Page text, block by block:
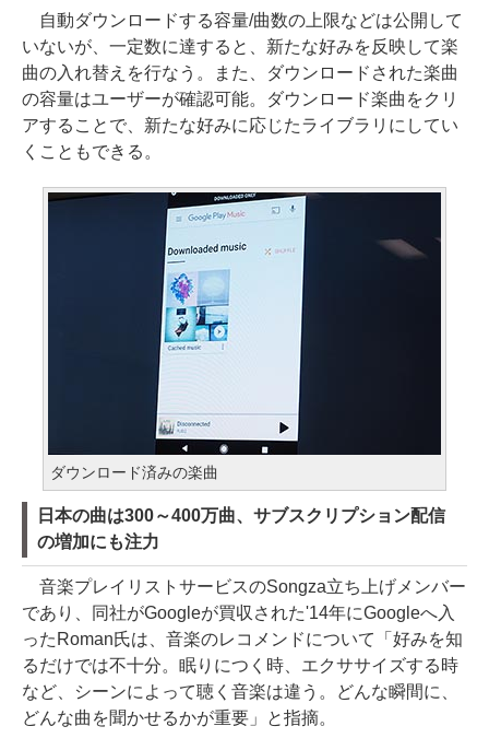
自動ダウンロードする容量/曲数の上限などは公開して
いないが、一定数に達すると、新たな好みを反映して楽
曲の入れ替えを行なう。また、ダウンロードされた楽曲
の容量はユーザーが確認可能。ダウンロード楽曲をクリ
アすることで、新たな好みに応じたライブラリにしてい
くこともできる。
ダウンロード済みの楽曲
日本の曲は300～400万曲、サブスクリプション配信
の増加にも注力
音楽プレイリストサービスのSongza立ち上げメンバー
であり、同社がGoogleが買収された'14年にGoogleへ入
ったRoman氏は、音楽のレコメンドについて「好みを知
るだけでは不十分。眠りにつく時、エクササイズする時
など、シーンによって聴く音楽は違う。どんな瞬間に、
どんな曲を聞かせるかが重要」と指摘。